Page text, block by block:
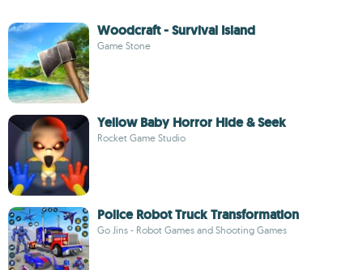
Woodcraft - Survival Island
Game Stone
Yellow Baby Horror Hide & Seek
Rocket Game Studio
Police Robot Truck Transformation
Go Jins - Robot Games and Shooting Games